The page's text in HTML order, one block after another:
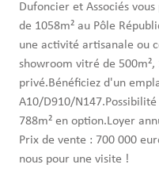
Dufoncier et Associés
de 1058m² au Pôle
une activité artisanale ou
showroom vitré de
privé.Bénéficiez d'un
A10/D910/
788m² en option.Loyer
Prix de vente : 700 000
nous pour une visite !